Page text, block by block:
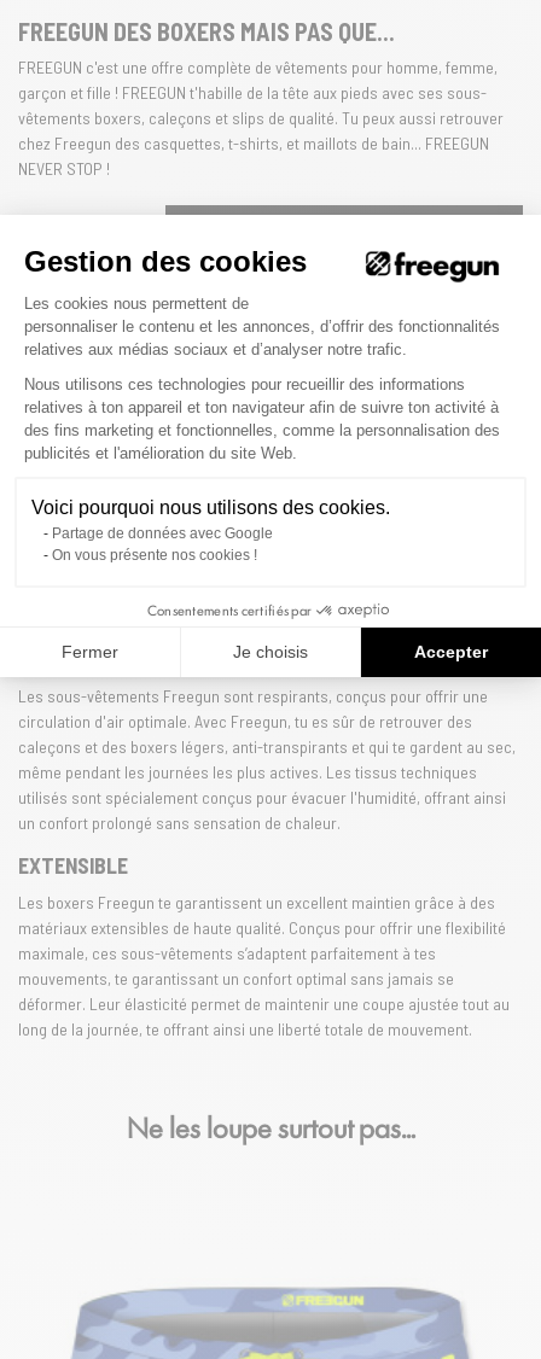
FREEGUN DES BOXERS MAIS PAS QUE...
FREEGUN c'est une offre complète de vêtements pour homme, femme,
garçon et fille ! FREEGUN t'habille de la tête aux pieds avec ses sous-
vêtements boxers, caleçons et slips de qualité. Tu peux aussi retrouver
chez Freegun des casquettes, t-shirts, et maillots de bain... FREEGUN
NEVER STOP !
La qualité Freegun
CONFORT
Les matières de qualité de Freegun, coton et microfibre, offriront à tes
l'innovation de la marque, Freegun combine légèreté et durabilité, pour
que chaque pièce soit agréable à porter, toute la journée. Les matériaux
respirants permettent une régulation optimale de la température, te
RESPIRANT
Les sous-vêtements Freegun sont respirants, conçus pour offrir une
circulation d'air optimale. Avec Freegun, tu es sûr de retrouver des
caleçons et des boxers légers, anti-transpirants et qui te gardent au sec,
même pendant les journées les plus actives. Les tissus techniques
utilisés sont spécialement conçus pour évacuer l'humidité, offrant ainsi
un confort prolongé sans sensation de chaleur.
EXTENSIBLE
Les boxers Freegun te garantissent un excellent maintien grâce à des
matériaux extensibles de haute qualité. Conçus pour offrir une flexibilité
maximale, ces sous-vêtements s’adaptent parfaitement à tes
mouvements, te garantissant un confort optimal sans jamais se
déformer. Leur élasticité permet de maintenir une coupe ajustée tout au
long de la journée, te offrant ainsi une liberté totale de mouvement.
Ne les loupe surtout pas…
Gestion des cookies
Plateforme de Gestion du
Les cookies nous permettent de
personnaliser le contenu et les annonces, d’offrir des fonctionnalités
relatives aux médias sociaux et d’analyser notre trafic.
Nous utilisons ces technologies pour recueillir des informations
relatives à ton appareil et ton navigateur afin de suivre ton activité à
des fins marketing et fonctionnelles, comme la personnalisation des
publicités et l'amélioration du site Web.
Voici pourquoi nous utilisons des cookies.
Partage de données avec Google
On vous présente nos cookies !
Consentements certifiés par
Fermer Je choisis Accepter
Axeptio consent